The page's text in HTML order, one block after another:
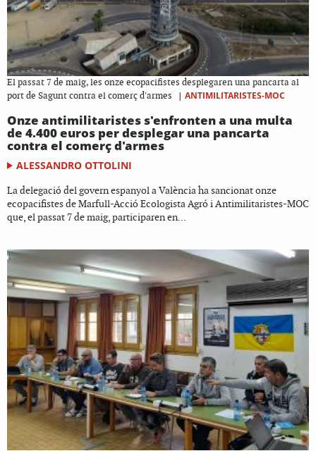
El passat 7 de maig, les onze ecopacifistes desplegaren una pancarta al
port de Sagunt contra el comerç d'armes
| ANTIMILITARISTES-MOC
Onze antimilitaristes s'enfronten a una multa
de 4.400 euros per desplegar una pancarta
contra el comerç d'armes
ALESSANDRO OTTOLINI
La delegació del govern espanyol a València ha sancionat onze
ecopacifistes de Marfull-Acció Ecologista Agró i Antimilitaristes-MOC
que, el passat 7 de maig, participaren en...